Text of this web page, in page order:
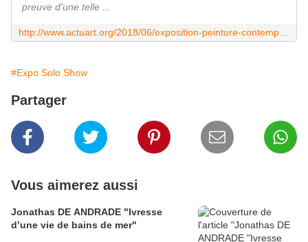
preuve d'une telle ...
#Expo Solo Show
Partager
Vous aimerez aussi
Jonathas DE ANDRADE "Ivresse
d’une vie de bains de mer"